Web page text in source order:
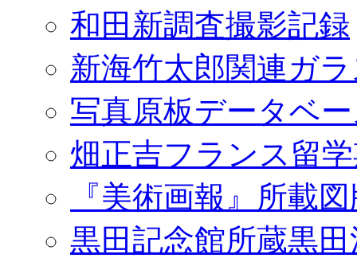
和田新調査撮影記録
新海竹太郎関連ガ
写真原板データベ
畑正吉フランス留
『美術画報』所載
黒田記念館所蔵黒